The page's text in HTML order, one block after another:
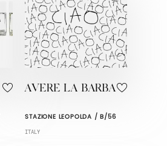
AVERE LA BARBA
STAZIONE LEOPOLDA / B/56
ITALY